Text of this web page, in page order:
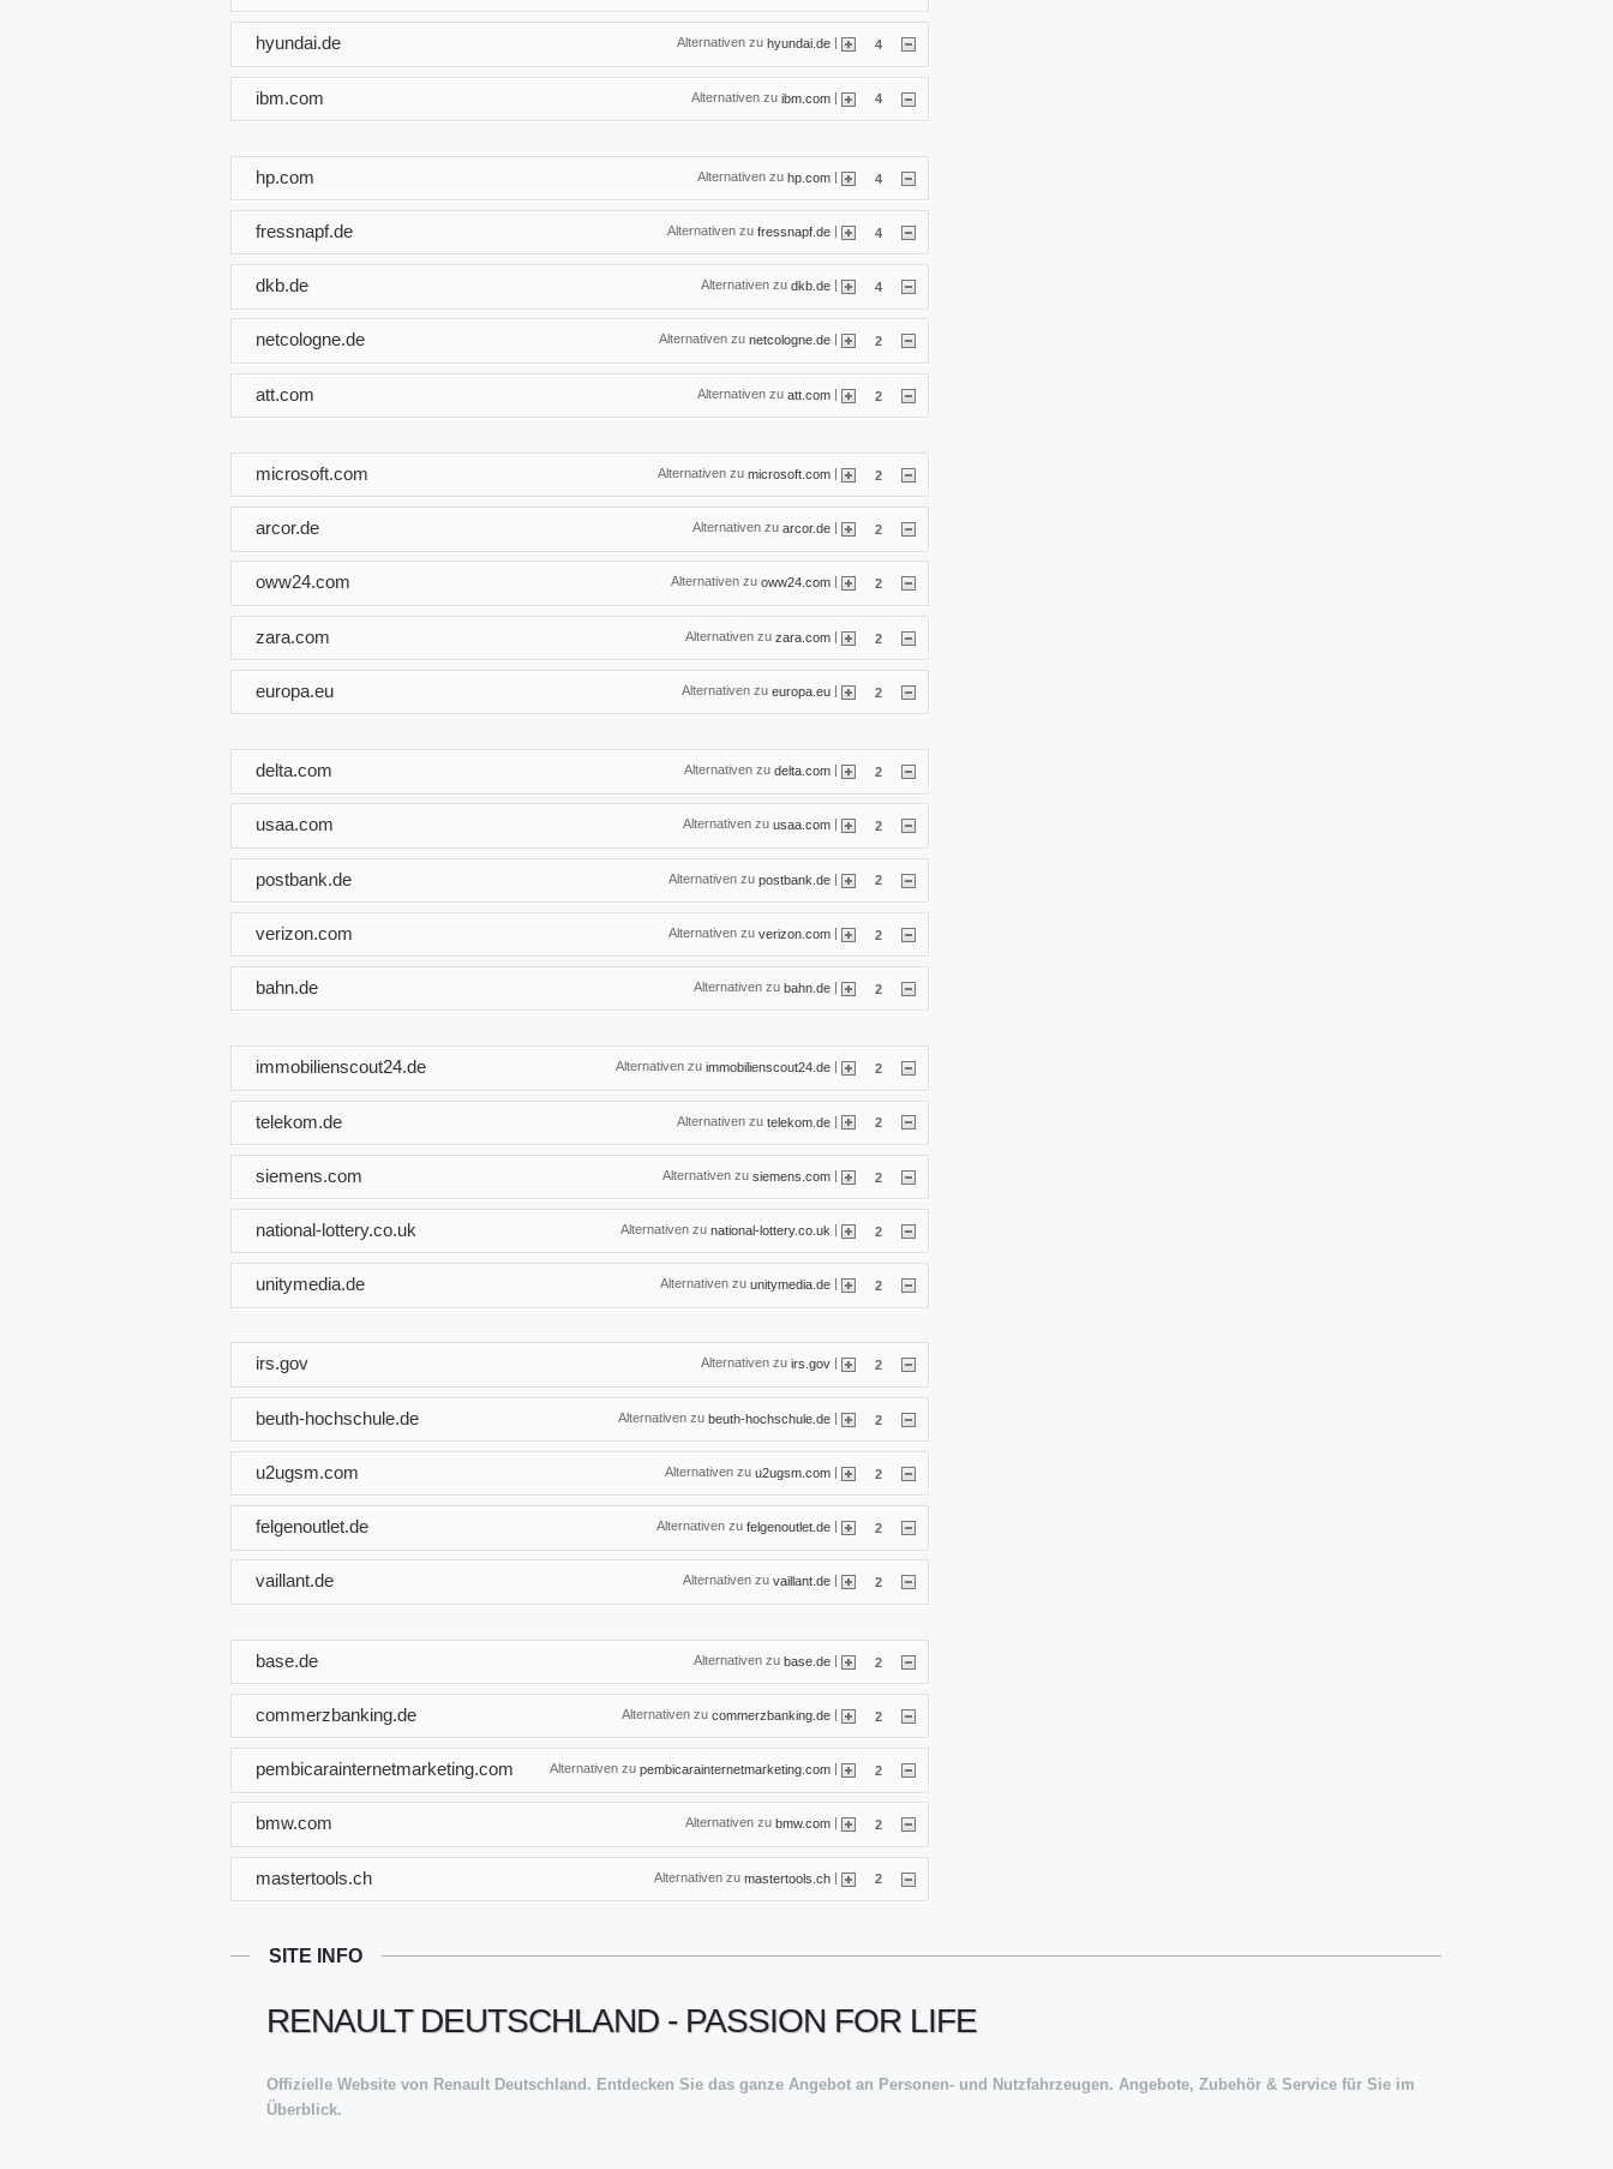
Alternativen zu hyundai.de 4
hyundai.de
Alternativen zu ibm.com | 4
ibm.com
Alternativen zu hp.com | 4
hp.com
Alternativen zu fressnapf.de | 4
fressnapf.de
Alternativen zu dkb.de 4
dkb.de
Alternativen zu netcologne.de 2
netcologne.de
Alternativen zu att.com | 2
att.com
Alternativen zu microsoft.com | 2
microsoft.com
Alternativen zu arcor.de | 2
arcor.de
Alternativen zu oww24.com 2
oww24.com
Alternativen zu zara.com | 2
zara.com
Alternativen zu europa.eu | 2
europa.eu
Alternativen zu delta.com | 2
delta.com
Alternativen zu usaa.com 2
usaa.com
Alternativen zu postbank.de | 2
postbank.de
Alternativen zu verizon.com | 2
verizon.com
Alternativen zu bahn.de | 2
bahn.de
Alternativen zu immobilienscout24.de 2
immobilienscout24.de
Alternativen zu telekom.de | 2
telekom.de
Alternativen zu siemens.com | 2
siemens.com
Alternativen zu national-lottery.co.uk | 2
national-lottery.co.uk
Alternativen zu unitymedia.de 2
unitymedia.de
Alternativen zu irs.gov 2
irs.gov
Alternativen zu beuth-hochschule.de | 2
beuth-hochschule.de
Alternativen zu u2ugsm.com | 2
u2ugsm.com
Alternativen zu felgenoutlet.de | 2
felgenoutlet.de
Alternativen zu vaillant.de 2
vaillant.de
Alternativen zu base.de | 2
base.de
Alternativen zu commerzbanking.de | 2
commerzbanking.de
Alternativen zu pembicarainternetmarketing.com | 2
pembicarainternetmarketing.com
Alternativen zu bmw.com 2
bmw.com
Alternativen zu mastertools.ch | 2
mastertools.ch
SITE INFO
RENAULT DEUTSCHLAND - PASSION FOR LIFE
Offizielle Website von Renault Deutschland. Entdecken Sie das ganze Angebot an Personen- und Nutzfahrzeugen. Angebote, Zubehör & Service für Sie im
Überblick.